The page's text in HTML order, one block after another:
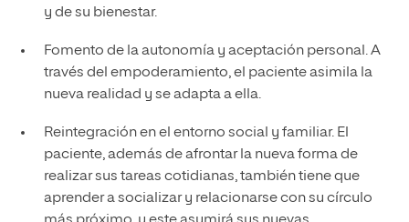
y de su bienestar.
Fomento de la autonomía y aceptación personal. A
través del empoderamiento, el paciente asimila la
nueva realidad y se adapta a ella.
Reintegración en el entorno social y familiar. El
paciente, además de afrontar la nueva forma de
realizar sus tareas cotidianas, también tiene que
aprender a socializar y relacionarse con su círculo